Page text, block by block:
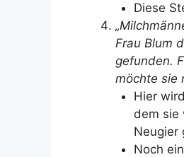
Diese
Frau Blum
gefunden.
möchte sie
Hier
dem sie
Neugier
Noch